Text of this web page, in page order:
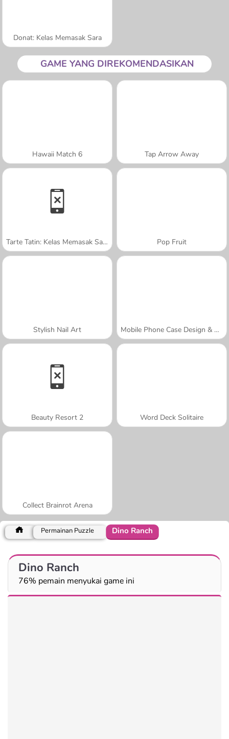
Donat: Kelas Memasak Sara
GAME YANG DIREKOMENDASIKAN
Hawaii Match 6 Tap Arrow Away
Tarte Tatin: Kelas Memasak Sara Pop Fruit
Stylish Nail Art Mobile Phone Case Design & DIY
Beauty Resort 2 Word Deck Solitaire
Collect Brainrot Arena
Permainan Puzzle Dino Ranch
Dino Ranch
76% pemain menyukai game ini